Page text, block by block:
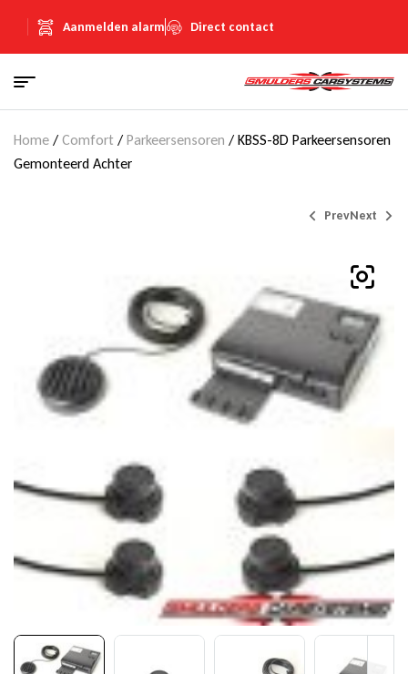
Aanmelden alarm Direct contact
Home / Comfort / Parkeersensoren / KBSS-8D Parkeersensoren
Gemonteerd Achter
Prev
€345,00
(Inclusief 59,88BTW)
Next
€482,79
(Inclusief 83,79BTW)